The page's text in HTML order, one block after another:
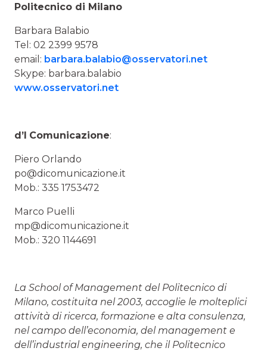
Politecnico di Milano
Barbara Balabio
Tel: 02 2399 9578
email: barbara.balabio@osservatori.net
Skype: barbara.balabio
www.osservatori.net
d’I Comunicazione:
Piero Orlando
po@dicomunicazione.it
Mob.: 335 1753472
Marco Puelli
mp@dicomunicazione.it
Mob.: 320 1144691
La School of Management del Politecnico di
Milano, costituita nel 2003, accoglie le molteplici
attività di ricerca, formazione e alta consulenza,
nel campo dell’economia, del management e
dell’industrial engineering, che il Politecnico